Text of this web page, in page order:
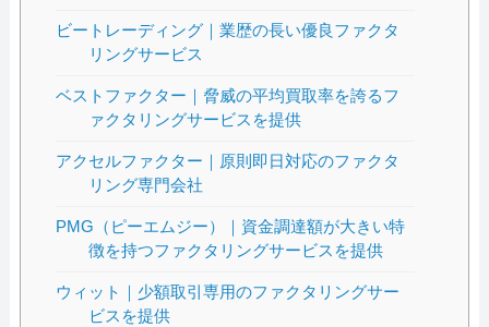
ビートレーディング｜業歴の長い優良ファクタ
リングサービス
ベストファクター｜脅威の平均買取率を誇るフ
ァクタリングサービスを提供
アクセルファクター｜原則即日対応のファクタ
リング専門会社
PMG（ピーエムジー）｜資金調達額が大きい特
徴を持つファクタリングサービスを提供
ウィット｜少額取引専用のファクタリングサー
ビスを提供